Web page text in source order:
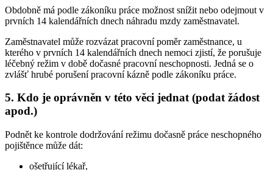
Obdobně má podle zákoníku práce možnost snížit nebo odejmout v
prvních 14 kalendářních dnech náhradu mzdy zaměstnavatel.
Zaměstnavatel může rozvázat pracovní poměr zaměstnance, u
kterého v prvních 14 kalendářních dnech nemoci zjistí, že porušuje
léčebný režim v době dočasné pracovní neschopnosti. Jedná se o
zvlášť hrubé porušení pracovní kázně podle zákoníku práce.
5. Kdo je oprávněn v této věci jednat (podat žádost
apod.)
Podnět ke kontrole dodržování režimu dočasně práce neschopného
pojištěnce může dát:
ošetřující lékař,